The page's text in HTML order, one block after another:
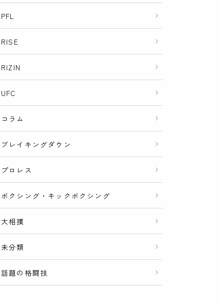
PFL
RISE
RIZIN
UFC
コラム
ブレイキングダウン
プロレス
ボクシング・キックボクシング
大相撲
未分類
話題の格闘技